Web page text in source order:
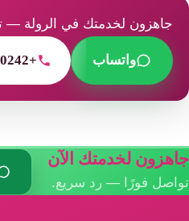
جاهزون لخدمتك في الرولة —
واتساب +971543690242
جاهزون لخدمتك الآن
تواصل فورًا — رد سريع.